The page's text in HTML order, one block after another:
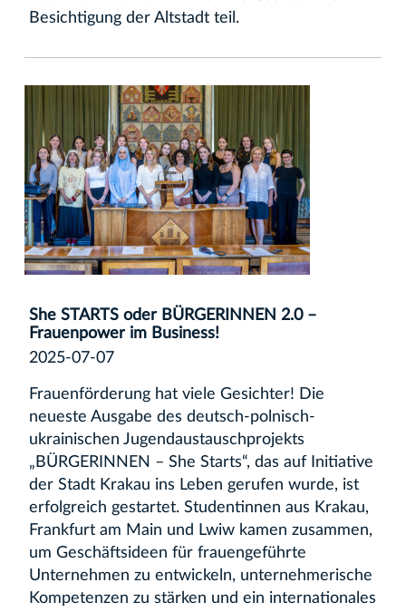
Besichtigung der Altstadt teil.
She STARTS oder BÜRGERINNEN 2.0 –
Frauenpower im Business!
2025-07-07
Frauenförderung hat viele Gesichter! Die
neueste Ausgabe des deutsch-polnisch-
ukrainischen Jugendaustauschprojekts
„BÜRGERINNEN – She Starts“, das auf Initiative
der Stadt Krakau ins Leben gerufen wurde, ist
erfolgreich gestartet. Studentinnen aus Krakau,
Frankfurt am Main und Lwiw kamen zusammen,
um Geschäftsideen für frauengeführte
Unternehmen zu entwickeln, unternehmerische
Kompetenzen zu stärken und ein internationales